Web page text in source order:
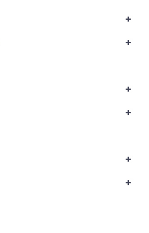
+
+
+
+
+
+